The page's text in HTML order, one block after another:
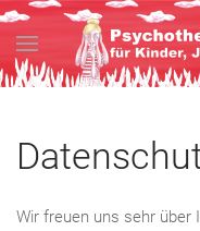
Wir freuen uns sehr über